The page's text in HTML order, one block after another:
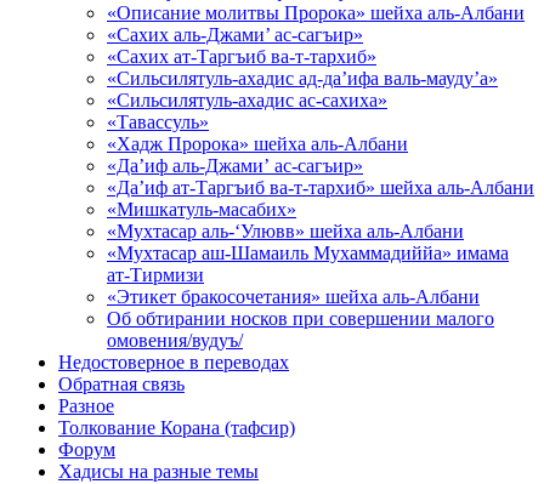
«Описание молитвы Пророка» шейха аль-Албани
«Сахих аль-Джами’ ас-сагъир»
«Сахих ат-Таргъиб ва-т-тархиб»
«Сильсилятуль-ахадис ад-да’ифа валь-мауду’а»
«Сильсилятуль-ахадис ас-сахиха»
«Тавассуль»
«Хадж Пророка» шейха аль-Албани
«Да’иф аль-Джами’ ас-сагъир»
«Да’иф ат-Таргъиб ва-т-тархиб» шейха аль-Албани
«Мишкатуль-масабих»
«Мухтасар аль-‘Улювв» шейха аль-Албани
«Мухтасар аш-Шамаиль Мухаммадиййа» имама
ат-Тирмизи
«Этикет бракосочетания» шейха аль-Албани
Об обтирании носков при совершении малого
омовения/вудуъ/
Недостоверное в переводах
Обратная связь
Разное
Толкование Корана (тафсир)
Форум
Хадисы на разные темы